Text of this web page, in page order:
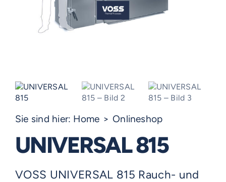
Sie sind hier: Home Onlineshop
UNIVERSAL 815
VOSS UNIVERSAL 815 Rauch- und